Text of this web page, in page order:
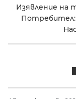
Изявление на
Потребител: